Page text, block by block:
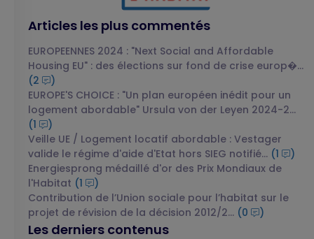
Articles les plus commentés
EUROPEENNES 2024 : "Next Social and Affordable
Housing EU" : des élections sur fond de crise europ�...
(2
)
EUROPE'S CHOICE : "Un plan européen inédit pour un
logement abordable" Ursula von der Leyen 2024-2...
(1
)
Veille UE / Logement locatif abordable : Vestager
valide le régime d'aide d'Etat hors SIEG notifié... (1
)
Energiesprong médaillé d'or des Prix Mondiaux de
l'Habitat (1
)
Contribution de l’Union sociale pour l’habitat sur le
projet de révision de la décision 2012/2... (0 )
Les derniers contenus